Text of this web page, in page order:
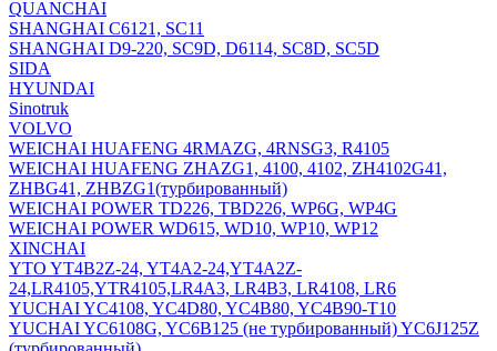
QUANCHAI
SHANGHAI C6121, SC11
SHANGHAI D9-220, SC9D, D6114, SC8D, SC5D
SIDA
HYUNDAI
Sinotruk
VOLVO
WEICHAI HUAFENG 4RMAZG, 4RNSG3, R4105
WEICHAI HUAFENG ZHAZG1, 4100, 4102, ZH4102G41,
ZHBG41, ZHBZG1(турбированный)
WEICHAI POWER TD226, TBD226, WP6G, WP4G
WEICHAI POWER WD615, WD10, WP10, WP12
XINCHAI
YTO YT4B2Z-24, YT4A2-24,YT4A2Z-
24,LR4105,YTR4105,LR4A3, LR4B3, LR4108, LR6
YUCHAI YC4108, YC4D80, YC4B80, YC4B90-T10
YUCHAI YC6108G, YC6B125 (не турбированный) YC6J125Z